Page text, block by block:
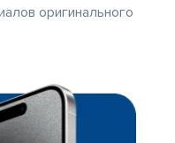
оригинального